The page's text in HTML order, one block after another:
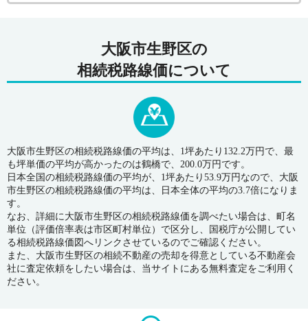
大阪市生野区の
相続税路線価について
大阪市生野区の相続税路線価の平均は、1坪あたり132.2万円で、最
も坪単価の平均が高かったのは鶴橋で、200.0万円です。
日本全国の相続税路線価の平均が、1坪あたり53.9万円なので、大阪
市生野区の相続税路線価の平均は、日本全体の平均の3.7倍になりま
す。
なお、詳細に大阪市生野区の相続税路線価を調べたい場合は、町名
単位（評価倍率表は市区町村単位）で区分し、国税庁が公開してい
る相続税路線価図へリンクさせているのでご確認ください。
また、大阪市生野区の相続不動産の売却を得意としている不動産会
社に査定依頼をしたい場合は、当サイトにある無料査定をご利用く
ださい。